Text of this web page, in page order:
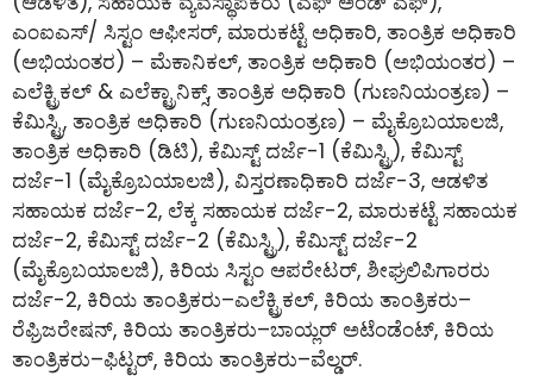
ಎಂಐಎಸ್/ ಸಿಸ್ಟಂ ಆಫೀಸರ್, ಮಾರುಕಟ್ಟೆ ಅಧಿಕಾರಿ, ತಾಂತ್ರಿಕ ಅಧಿಕಾರಿ
(ಅಭಿಯಂತರ) – ಮೆಕಾನಿಕಲ್, ತಾಂತ್ರಿಕ ಅಧಿಕಾರಿ (ಅಭಿಯಂತರ) –
ಎಲೆಕ್ಟ್ರಿಕಲ್ & ಎಲೆಕ್ಟ್ರಾನಿಕ್ಸ್, ತಾಂತ್ರಿಕ ಅಧಿಕಾರಿ (ಗುಣನಿಯಂತ್ರಣ) –
ಕೆಮಿಸ್ಟ್ರಿ, ತಾಂತ್ರಿಕ ಅಧಿಕಾರಿ (ಗುಣನಿಯಂತ್ರಣ) – ಮೈಕ್ರೊಬಯಾಲಜಿ,
ತಾಂತ್ರಿಕ ಅಧಿಕಾರಿ (ಡಿಟಿ), ಕೆಮಿಸ್ಟ್ ದರ್ಜೆ-1 (ಕೆಮಿಸ್ಟ್ರಿ), ಕೆಮಿಸ್ಟ್
ದರ್ಜೆ-1 (ಮೈಕ್ರೊಬಯಾಲಜಿ), ವಿಸ್ತರಣಾಧಿಕಾರಿ ದರ್ಜೆ-3, ಆಡಳಿತ
ಸಹಾಯಕ ದರ್ಜೆ-2, ಲೆಕ್ಕ ಸಹಾಯಕ ದರ್ಜೆ-2, ಮಾರುಕಟ್ಟೆ ಸಹಾಯಕ
ದರ್ಜೆ-2, ಕೆಮಿಸ್ಟ್ ದರ್ಜೆ-2 (ಕೆಮಿಸ್ಟ್ರಿ), ಕೆಮಿಸ್ಟ್ ದರ್ಜೆ-2
(ಮೈಕ್ರೊಬಯಾಲಜಿ), ಕಿರಿಯ ಸಿಸ್ಟಂ ಆಪರೇಟರ್, ಶೀಘ್ರಲಿಪಿಗಾರರು
ದರ್ಜೆ-2, ಕಿರಿಯ ತಾಂತ್ರಿಕರು–ಎಲೆಕ್ಟ್ರಿಕಲ್, ಕಿರಿಯ ತಾಂತ್ರಿಕರು–
ರೆಫ್ರಿಜರೇಷನ್, ಕಿರಿಯ ತಾಂತ್ರಿಕರು–ಬಾಯ್ಲರ್ ಅಟೆಂಡೆಂಟ್, ಕಿರಿಯ
ತಾಂತ್ರಿಕರು–ಫಿಟ್ಟರ್, ಕಿರಿಯ ತಾಂತ್ರಿಕರು–ವೆಲ್ಡರ್.